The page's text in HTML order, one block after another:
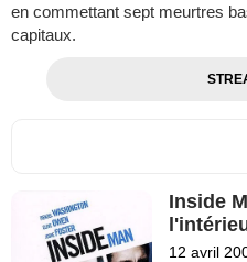
en commettant sept meurtres
capitaux.
Inside
12 avril